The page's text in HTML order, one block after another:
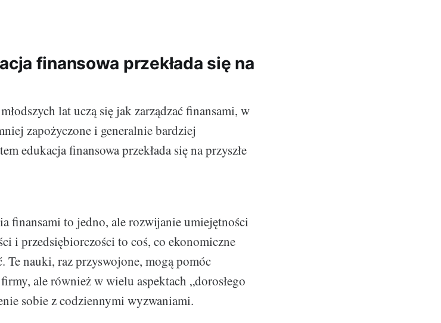
finansowa przekłada się na
lat uczą się jak zarządzać finansami, w
zapożyczone i generalnie bardziej
edukacja finansowa przekłada się na przyszłe
finansami to jedno, ale rozwijanie umiejętności
i przedsiębiorczości to coś, co ekonomiczne
Te nauki, raz przyswojone, mogą pomóc
ale również w wielu aspektach „dorosłego
sobie z codziennymi wyzwaniami.